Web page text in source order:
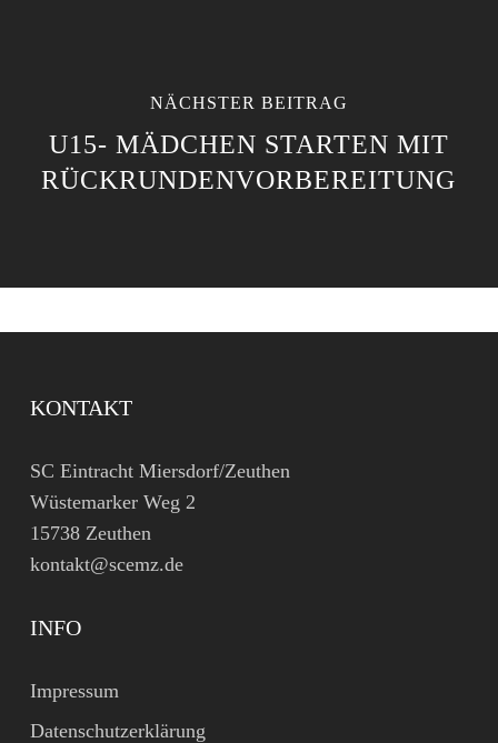
NÄCHSTER BEITRAG
U15- MÄDCHEN STARTEN MIT
RÜCKRUNDENVORBEREITUNG
KONTAKT
SC Eintracht Miersdorf/Zeuthen
Wüstemarker Weg 2
15738 Zeuthen
kontakt@scemz.de
INFO
Impressum
Datenschutzerklärung